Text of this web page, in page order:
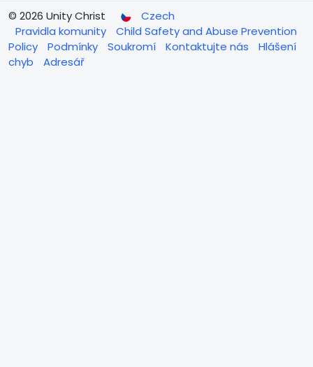
© 2026 Unity Christ
Czech
Pravidla komunity
Child Safety and Abuse Prevention
Policy
Podmínky Soukromí Kontaktujte nás
Hlášení
chyb
Adresář